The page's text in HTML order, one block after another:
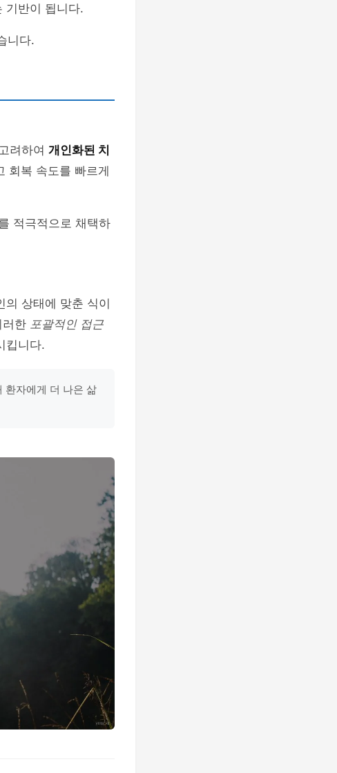
기반이 됩니다.
니다.
려하여 개인화된 치
회복 속도를 빠르게
적극적으로 채택하
의 상태에 맞춘 식이
러한 포괄적인 접근
킵니다.
환자에게 더 나은 삶